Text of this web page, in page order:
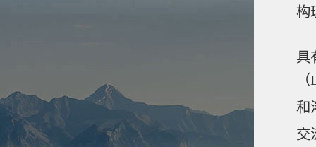
构
具
和
交